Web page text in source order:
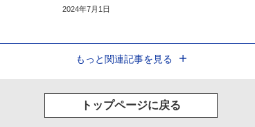
2024年7月1日
もっと関連記事を見る
トップページに戻る